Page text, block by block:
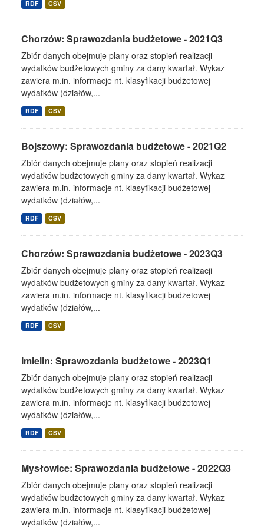
RDF CSV
Chorzów: Sprawozdania budżetowe - 2021Q3
Zbiór danych obejmuje plany oraz stopień realizacji
wydatków budżetowych gminy za dany kwartał. Wykaz
zawiera m.in. informacje nt. klasyfikacji budżetowej
wydatków (działów,...
RDF CSV
Bojszowy: Sprawozdania budżetowe - 2021Q2
Zbiór danych obejmuje plany oraz stopień realizacji
wydatków budżetowych gminy za dany kwartał. Wykaz
zawiera m.in. informacje nt. klasyfikacji budżetowej
wydatków (działów,...
RDF CSV
Chorzów: Sprawozdania budżetowe - 2023Q3
Zbiór danych obejmuje plany oraz stopień realizacji
wydatków budżetowych gminy za dany kwartał. Wykaz
zawiera m.in. informacje nt. klasyfikacji budżetowej
wydatków (działów,...
RDF CSV
Imielin: Sprawozdania budżetowe - 2023Q1
Zbiór danych obejmuje plany oraz stopień realizacji
wydatków budżetowych gminy za dany kwartał. Wykaz
zawiera m.in. informacje nt. klasyfikacji budżetowej
wydatków (działów,...
RDF CSV
Mysłowice: Sprawozdania budżetowe - 2022Q3
Zbiór danych obejmuje plany oraz stopień realizacji
wydatków budżetowych gminy za dany kwartał. Wykaz
zawiera m.in. informacje nt. klasyfikacji budżetowej
wydatków (działów,...